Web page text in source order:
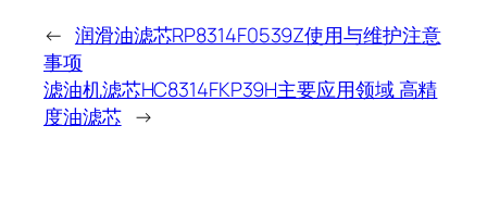
← 润滑油滤芯RP8314F0539Z使用与维护注意
事项
滤油机滤芯HC8314FKP39H主要应用领域 高精
度油滤芯 →